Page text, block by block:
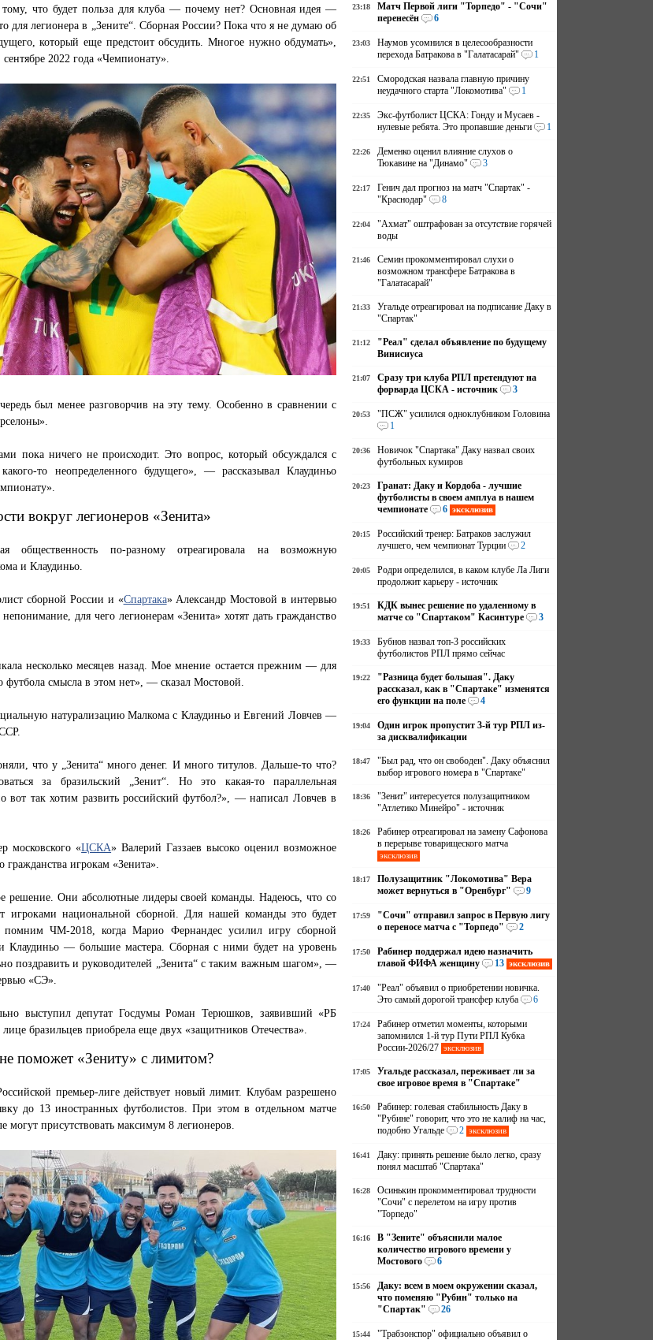
что будет польза для клуба — почему нет? Основная идея —
для легионера в „Зените“. Сборная России? Пока что я не думаю об
который еще предстоит обсудить. Многое нужно обдумать»,
2022 года «Чемпионату».
был менее разговорчив на эту тему. Особенно в сравнении с
пока ничего не происходит. Это вопрос, который обсуждался с
то неопределенного будущего», — рассказывал Клаудиньо
вокруг легионеров «Зенита»
общественность по-разному отреагировала на возможную
и Клаудиньо.
сборной России и «Спартака» Александр Мостовой в интервью
для чего легионерам «Зенита» хотят дать гражданство
несколько месяцев назад. Мое мнение остается прежним — для
футбола смысла в этом нет», — сказал Мостовой.
натурализацию Малкома с Клаудиньо и Евгений Ловчев —
что у „Зенита“ много денег. И много титулов. Дальше-то что?
за бразильский „Зенит“. Но это какая-то параллельная
вот так хотим развить российский футбол?», — написал Ловчев в
московского «ЦСКА» Валерий Газзаев высоко оценил возможное
гражданства игрокам «Зенита».
решение. Они абсолютные лидеры своей команды. Надеюсь, что со
игроками национальной сборной. Для нашей команды это будет
ЧМ-2018, когда Марио Фернандес усилил игру сборной
— большие мастера. Сборная с ними будет на уровень
поздравить и руководителей „Зенита“ с таким важным шагом», —
«СЭ».
выступил депутат Госдумы Роман Терюшков, заявивший «РБ
бразильцев приобрела еще двух «защитников Отечества».
поможет «Зениту» с лимитом?
премьер-лиге действует новый лимит. Клубам разрешено
до 13 иностранных футболистов. При этом в отдельном матче
могут присутствовать максимум 8 легионеров.
23:18
Матч Первой лиги "Торпедо" - "Сочи"
перенесён
6
23:03
Наумов усомнился в целесообразности
перехода Батракова в "Галатасарай"
1
22:51
Смородская назвала главную причину
неудачного старта "Локомотива"
1
22:35
Экс-футболист ЦСКА: Гонду и Мусаев -
нулевые ребята. Это пропавшие деньги
1
22:26
Деменко оценил влияние слухов о
Тюкавине на "Динамо"
3
22:17
Генич дал прогноз на матч "Спартак" -
"Краснодар"
8
22:04
"Ахмат" оштрафован за отсутствие горячей
воды
21:46
Семин прокомментировал слухи о
возможном трансфере Батракова в
"Галатасарай"
21:33
Угальде отреагировал на подписание Даку в
"Спартак"
21:12
"Реал" сделал объявление по будущему
Винисиуса
21:07
Сразу три клуба РПЛ претендуют на
форварда ЦСКА - источник
3
20:53
"ПСЖ" усилился одноклубником Головина
1
20:36
Новичок "Спартака" Даку назвал своих
футбольных кумиров
20:23
Гранат: Даку и Кордоба - лучшие
футболисты в своем амплуа в нашем
чемпионате
6 эксклюзив
20:15
Российский тренер: Батраков заслужил
лучшего, чем чемпионат Турции
2
20:05
Родри определился, в каком клубе Ла Лиги
продолжит карьеру - источник
19:51
КДК вынес решение по удаленному в
матче со "Спартаком" Касинтуре
3
19:33
Бубнов назвал топ-3 российских
футболистов РПЛ прямо сейчас
19:22
"Разница будет большая". Даку
рассказал, как в "Спартаке" изменятся
его функции на поле
4
19:04
Один игрок пропустит 3-й тур РПЛ из-
за дисквалификации
18:47
"Был рад, что он свободен". Даку объяснил
выбор игрового номера в "Спартаке"
18:36
"Зенит" интересуется полузащитником
"Атлетико Минейро" - источник
18:26
Рабинер отреагировал на замену Сафонова
в перерыве товарищеского матча
эксклюзив
18:17
Полузащитник "Локомотива" Вера
может вернуться в "Оренбург"
9
17:59
"Сочи" отправил запрос в Первую лигу
о переносе матча с "Торпедо"
2
17:50
Рабинер поддержал идею назначить
главой ФИФА женщину
13 эксклюзив
17:40
"Реал" объявил о приобретении новичка.
Это самый дорогой трансфер клуба
6
17:24
Рабинер отметил моменты, которыми
запомнился 1-й тур Пути РПЛ Кубка
России-2026/27 эксклюзив
17:05
Угальде рассказал, переживает ли за
свое игровое время в "Спартаке"
16:50
Рабинер: голевая стабильность Даку в
"Рубине" говорит, что это не калиф на час,
подобно Угальде
2 эксклюзив
16:41
Даку: принять решение было легко, сразу
понял масштаб "Спартака"
16:28
Осинькин прокомментировал трудности
"Сочи" с перелетом на игру против
"Торпедо"
16:16
В "Зените" объяснили малое
количество игрового времени у
Мостового
6
15:56
Даку: всем в моем окружении сказал,
что поменяю "Рубин" только на
"Спартак"
26
15:44 "Трабзонспор" официально объявил о